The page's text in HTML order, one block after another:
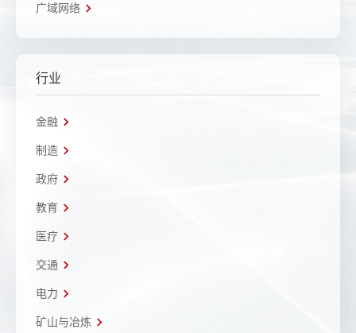
广域网络
行业
金融
制造
政府
教育
医疗
交通
电力
矿山与冶炼